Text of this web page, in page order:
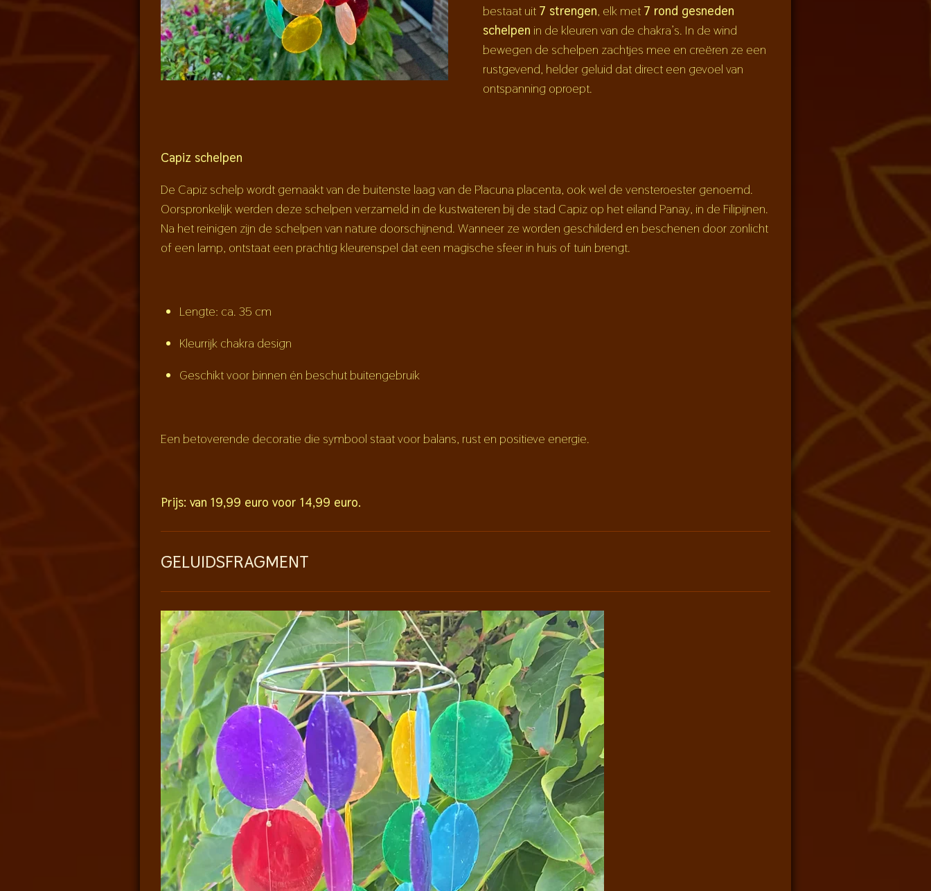
bestaat uit 7 strengen, elk met 7 rond gesneden
schelpen in de kleuren van de chakra’s. In de wind
bewegen de schelpen zachtjes mee en creëren ze een
rustgevend, helder geluid dat direct een gevoel van
ontspanning oproept.
Capiz schelpen
De Capiz schelp wordt gemaakt van de buitenste laag van de Placuna placenta, ook wel de vensteroester genoemd.
Oorspronkelijk werden deze schelpen verzameld in de kustwateren bij de stad Capiz op het eiland Panay, in de Filipijnen.
Na het reinigen zijn de schelpen van nature doorschijnend. Wanneer ze worden geschilderd en beschenen door zonlicht
of een lamp, ontstaat een prachtig kleurenspel dat een magische sfeer in huis of tuin brengt.
Lengte: ca. 35 cm
Kleurrijk chakra design
Geschikt voor binnen én beschut buitengebruik
Een betoverende decoratie die symbool staat voor balans, rust en positieve energie.
Prijs: van 19,99 euro voor 14,99 euro.
GELUIDSFRAGMENT